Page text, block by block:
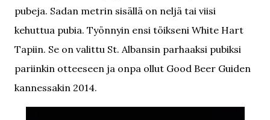
pubeja. Sadan metrin sisällä on neljä tai viisi
kehuttua pubia. Työnnyin ensi töikseni White Hart
Tapiin. Se on valittu St. Albansin parhaaksi pubiksi
pariinkin otteeseen ja onpa ollut Good Beer Guiden
kannessakin 2014.